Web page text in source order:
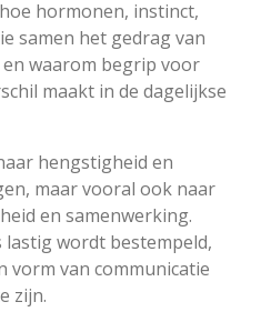
hormonen, instinct,
samen het gedrag van
waarom begrip voor
maakt in de dagelijkse
hengstigheid en
maar vooral ook naar
en samenwerking.
lastig wordt bestempeld,
vorm van communicatie
zijn.